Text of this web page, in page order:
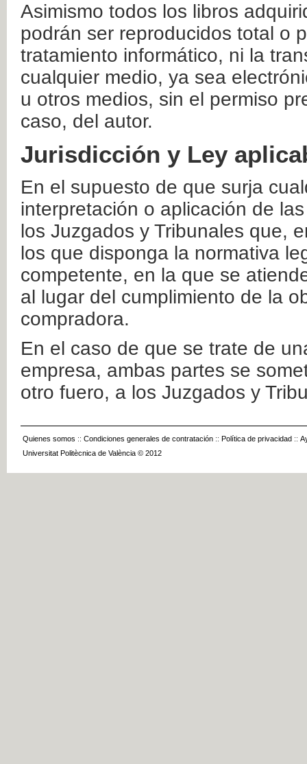
Asimismo todos los libros
podrán ser reproducidos total o
tratamiento informático, ni la
cualquier medio, ya sea
u otros medios, sin el permiso
caso, del autor.
Jurisdicción y Ley
En el supuesto de que surja
interpretación o aplicación de
los Juzgados y Tribunales que,
los que disponga la normativa
competente, en la que se
al lugar del cumplimiento de la
compradora.
En el caso de que se trate de
empresa, ambas partes se
otro fuero, a los Juzgados y
Quienes somos :: Condiciones generales de contratación :: Política de privacidad ::
Universitat Politècnica de València © 2012